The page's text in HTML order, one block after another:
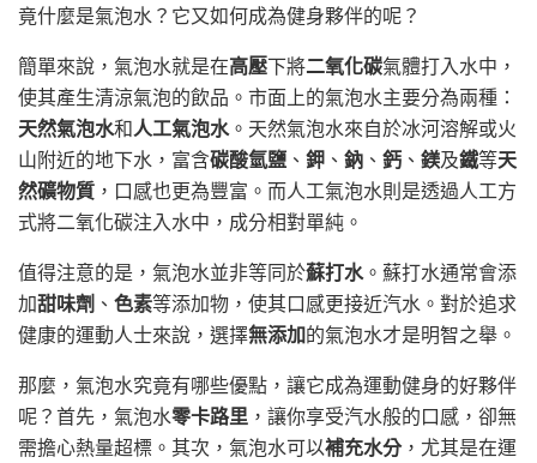
竟什麼是氣泡水？它又如何成為健身夥伴的呢？
簡單來說，氣泡水就是在高壓下將二氧化碳氣體打入水中，
使其產生清涼氣泡的飲品。市面上的氣泡水主要分為兩種：
天然氣泡水和人工氣泡水。天然氣泡水來自於冰河溶解或火
山附近的地下水，富含碳酸氫鹽 、 鉀 、 鈉 、 鈣 、 鎂及鐵等天
然礦物質 ，口感也更為豐富。而人工氣泡水則是透過人工方
式將二氧化碳注入水中，成分相對單純。
值得注意的是，氣泡水並非等同於蘇打水。蘇打水通常會添
加甜味劑 、 色素等添加物，使其口感更接近汽水。對於追求
健康的運動人士來說，選擇無添加的氣泡水才是明智之舉。
那麼，氣泡水究竟有哪些優點，讓它成為運動健身的好夥伴
呢？首先，氣泡水零卡路里 ，讓你享受汽水般的口感，卻無
需擔心熱量超標。其次，氣泡水可以補充水分，尤其是在運